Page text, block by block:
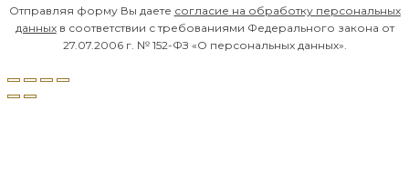
Отправляя форму Вы даете согласие на обработку персональных
данныхв соответствии с требованиями Федерального закона от
27.07.2006 г. № 152-ФЗ «О персональных данных».